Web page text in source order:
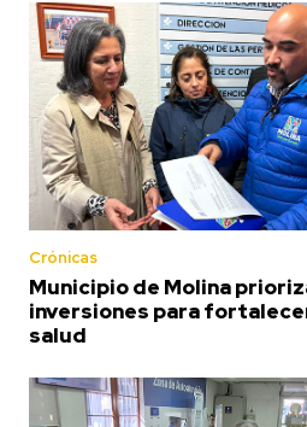
Crónicas
Municipio de Molina
inversiones para
salud